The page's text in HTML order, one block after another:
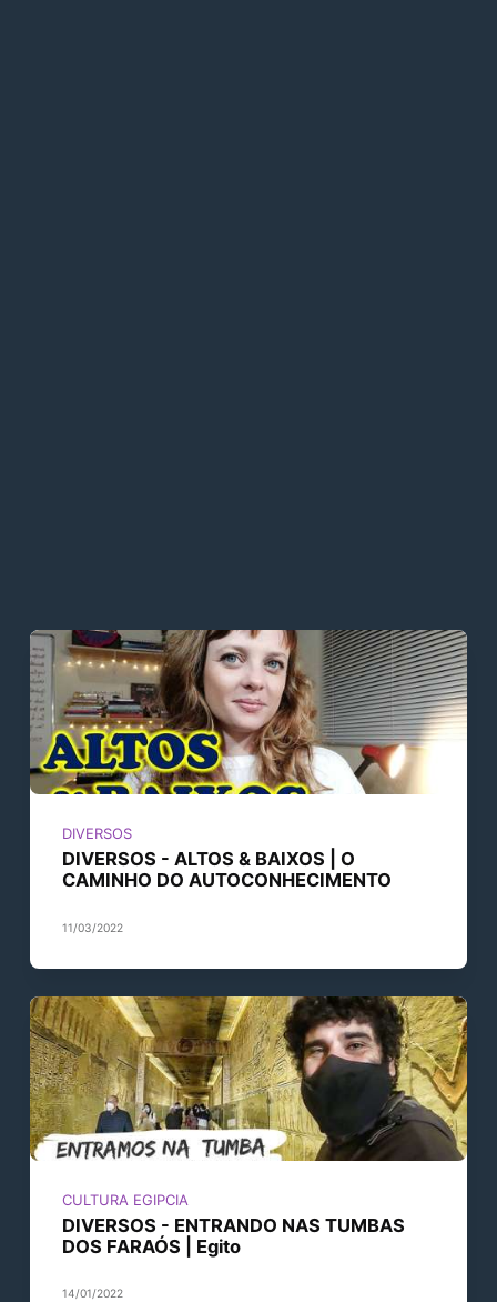
DIVERSOS
DIVERSOS - ALTOS & BAIXOS | O
CAMINHO DO AUTOCONHECIMENTO
11/03/2022
CULTURA EGIPCIA
DIVERSOS - ENTRANDO NAS TUMBAS
DOS FARAÓS | Egito
14/01/2022